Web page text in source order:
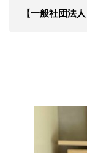
【一般社団法